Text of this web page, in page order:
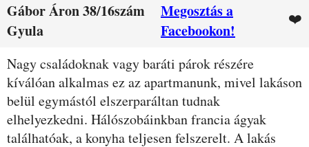
Gábor Áron 38/16szám
Gyula
Megosztás a
Facebookon!
❤️
Leírás
Nagy családoknak vagy baráti párok részére
kíválóan alkalmas ez az apartmanunk, mivel lakáson
belül egymástól elszerparáltan tudnak
elhelyezkedni. Hálószobáinkban francia ágyak
találhatóak, a konyha teljesen felszerelt. A lakás